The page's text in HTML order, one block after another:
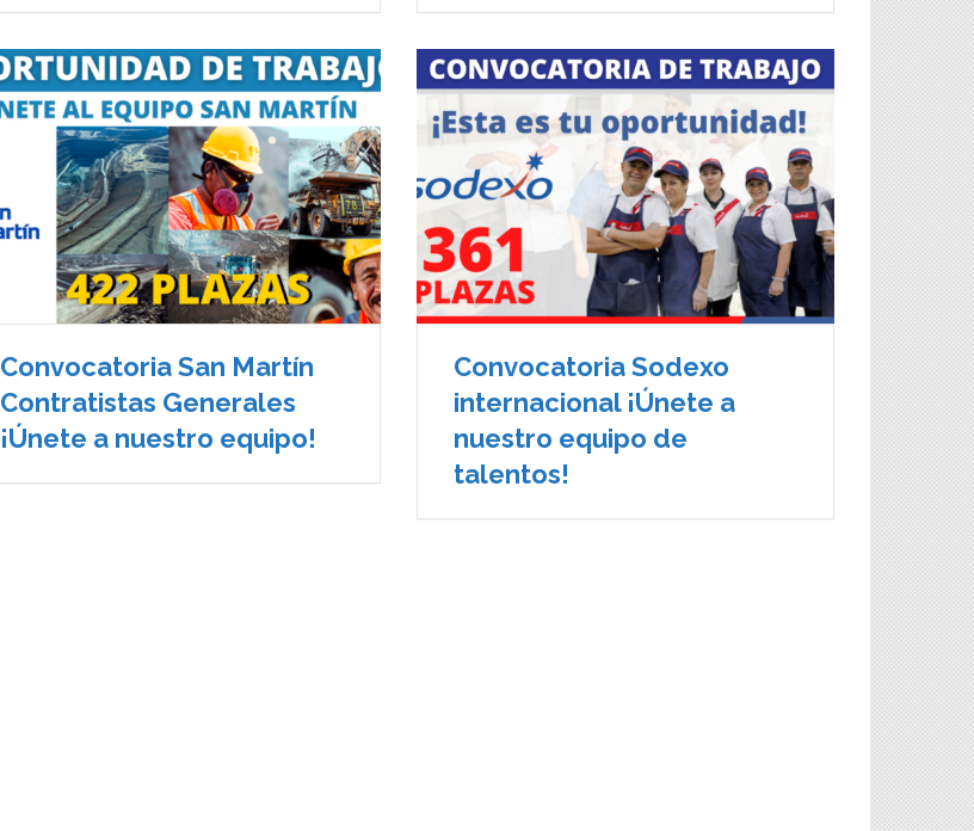
Convocatoria San Martín
Contratistas Generales
¡Únete a nuestro equipo!
Convocatoria Sodexo
internacional ¡Únete a
nuestro equipo de
talentos!